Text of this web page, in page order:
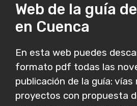
Web de la guía
en Cuenca
En esta web puedes
formato pdf todas las
publicación de la guía: vías
proyectos con propuesta